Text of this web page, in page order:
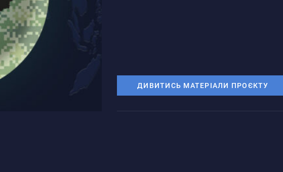
ДИВИТИСЬ МАТЕРІАЛИ ПРОЄКТУ